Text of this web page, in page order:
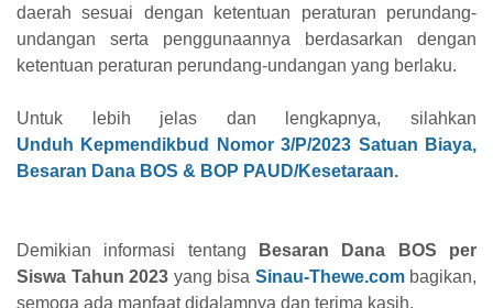
daerah sesuai dengan ketentuan peraturan perundang-
undangan serta penggunaannya berdasarkan dengan
ketentuan peraturan perundang-undangan yang berlaku.
Untuk lebih jelas dan lengkapnya, silahkan
Unduh Kepmendikbud Nomor 3/P/2023 Satuan Biaya,
Besaran Dana BOS & BOP PAUD/Kesetaraan.
Demikian informasi tentang
Besaran Dana BOS per
Siswa Tahun 2023 yang bisa Sinau-Thewe.combagikan,
semoga ada manfaat didalamnya dan terima kasih.